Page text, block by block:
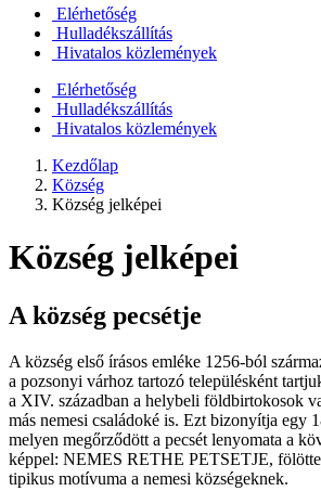
Elérhetőség
Hulladékszállítás
Hivatalos közlemények
Elérhetőség
Hulladékszállítás
Hivatalos közlemények
Kezdőlap
Község
Község jelképei
Község jelképei
A község pecsétje
A község első írásos emléke 1256-ból
a pozsonyi várhoz tartozó településként
a XIV. században a helybeli földbirtokosok
más nemesi családoké is. Ezt bizonyítja egy
melyen megőrződött a pecsét lenyomata a
képpel: NEMES RETHE PETSETJE,
tipikus motívuma a nemesi községeknek.